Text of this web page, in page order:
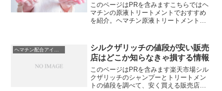
このページはPRを含みますこちらではヘ
マチンの原液トリートメントでおすすめ
を紹介。ヘマチン原液トリートメントの
そうに感じますよね。原液100％配合のア
イテムは少ないです...
シルクザリッチの値段が安い販売
店はどこか知らなきゃ損する情報
このページはPRを含みます楽天市場シル
クザリッチのシャンプーとトリートメン
トの値段を調べて、安く買える販売店を